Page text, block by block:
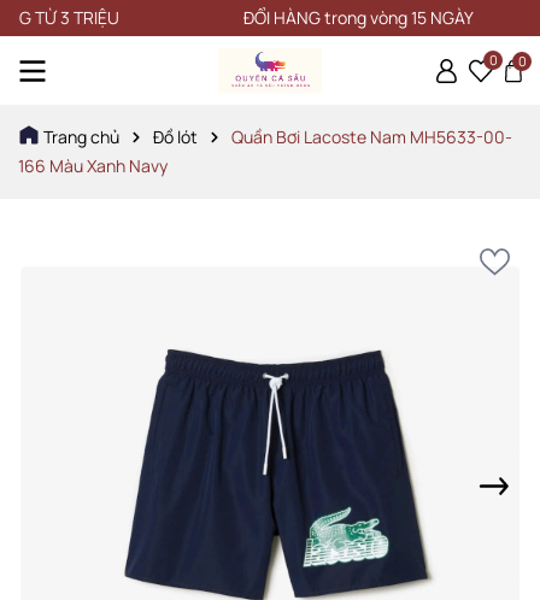
3 TRIỆU ĐỔI HÀNG trong vòng 15 NGÀY
0 0
Trang chủ Đồ lót
Quần Bơi Lacoste Nam MH5633-00-
166 Màu Xanh Navy